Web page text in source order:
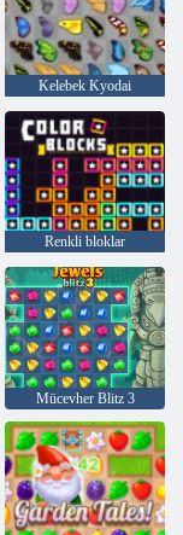
Kelebek Kyodai
Renkli bloklar
Mücevher Blitz 3